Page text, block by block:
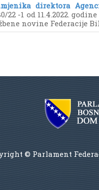
direktora
22 -1 od 11.4.2022.
novine Federacije
© Parlament